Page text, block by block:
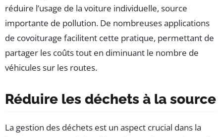
réduire l’usage de la voiture individuelle, source
importante de pollution. De nombreuses applications
de covoiturage facilitent cette pratique, permettant de
partager les coûts tout en diminuant le nombre de
véhicules sur les routes.
Réduire les déchets à la source
La gestion des déchets est un aspect crucial dans la